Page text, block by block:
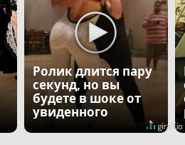
Ролик длится пару
секунд, но вы
будете в шоке от
увиденного